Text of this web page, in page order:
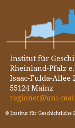
Institut für
Rheinland-Pfalz
Isaac-Fulda-Allee
55124 Mainz
regionet@uni-
© Institut für Geschichtliche